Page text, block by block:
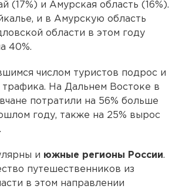
(17%) и Амурская область (16%).
и в Амурскую область
области в этом году
40%.
числом туристов подрос и
На Дальнем Востоке в
потратили на 56% больше
году, также на 25% вырос
и южные регионы России.
путешественников из
в этом направлении